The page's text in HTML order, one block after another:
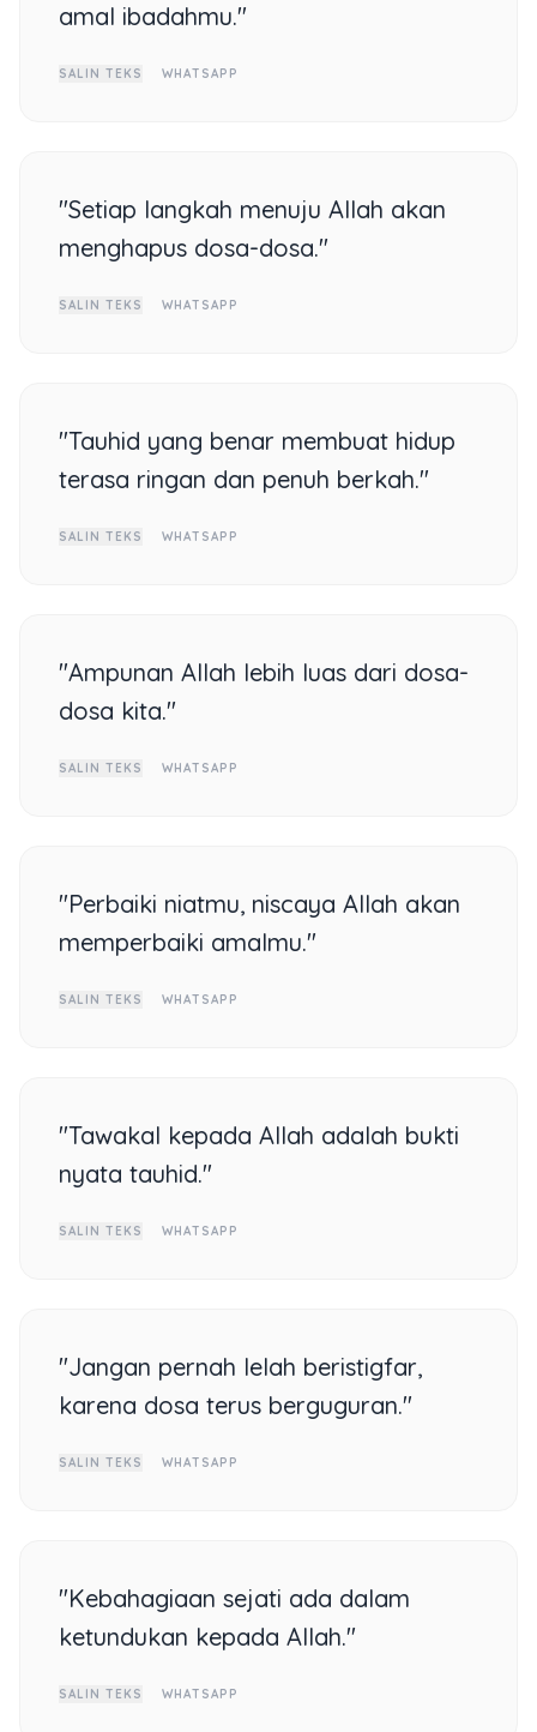
amal ibadahmu."
SALIN TEKS WHATSAPP
"Setiap langkah menuju Allah akan
menghapus dosa-dosa."
SALIN TEKS WHATSAPP
"Tauhid yang benar membuat hidup
terasa ringan dan penuh berkah."
SALIN TEKS WHATSAPP
"Ampunan Allah lebih luas dari dosa-
dosa kita."
SALIN TEKS WHATSAPP
"Perbaiki niatmu, niscaya Allah akan
memperbaiki amalmu."
SALIN TEKS WHATSAPP
"Tawakal kepada Allah adalah bukti
nyata tauhid."
SALIN TEKS WHATSAPP
"Jangan pernah lelah beristigfar,
karena dosa terus berguguran."
SALIN TEKS WHATSAPP
"Kebahagiaan sejati ada dalam
ketundukan kepada Allah."
SALIN TEKS WHATSAPP